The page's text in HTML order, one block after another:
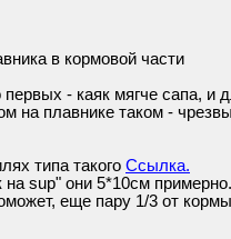
в кормовой части
- каяк мягче сапа, и
на плавнике таком -
типа такого Ссылка.
на sup" они 5*10см примерно.
еще пару 1/3 от кормы